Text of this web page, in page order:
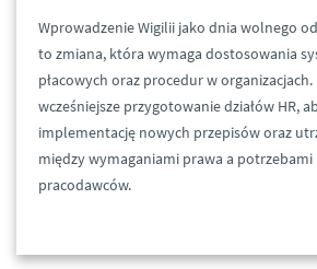
Wprowadzenie Wigilii jako dnia wolnego
to zmiana, która wymaga dostosowania
płacowych oraz procedur w
wcześniejsze przygotowanie działów HR,
implementację nowych przepisów oraz
między wymaganiami prawa a
pracodawców.